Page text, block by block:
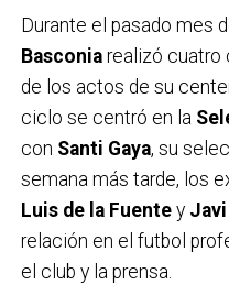
Durante el pasado mes
Basconiarealizó cuatro
de los actos de su
ciclo se centró en la
con Santi Gaya, su
semana más tarde, los
Luis de la Fuentey
relación en el futbol
el club y la prensa.